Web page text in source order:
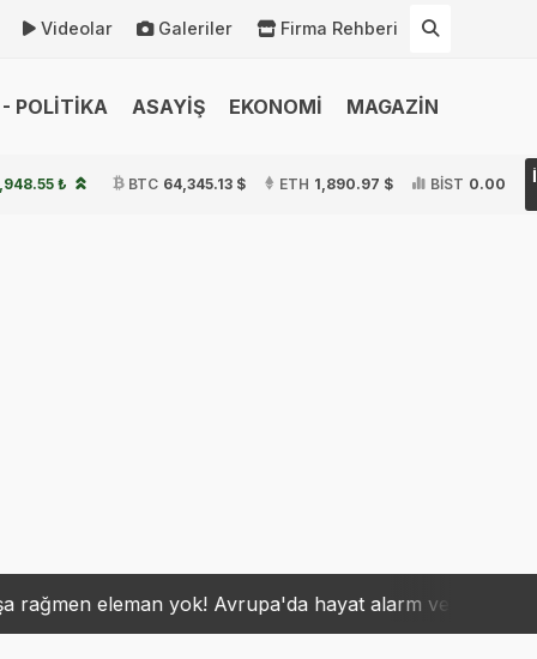
Videolar Galeriler Firma Rehberi
POLİTİKA ASAYİŞ EKONOMİ MAGAZİN
₺ BTC 64,345.13 $ ETH 1,890.97 $ BİST 0.00
Avrupa'da hayat alarm veriyor 15:31 Fenerbahçe'ye